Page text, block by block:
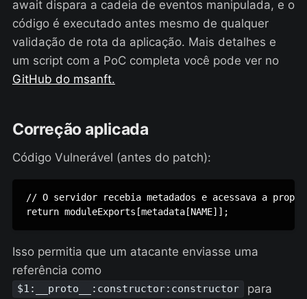
await dispara a cadeia de eventos manipulada, e o
código é executado antes mesmo de qualquer
validação de rota da aplicação. Mais detalhes e
um script com a PoC completa você pode ver no
GitHub do msanft.
Correção aplicada
Código Vulnerável (antes do patch):
// O servidor recebia metadados e acessava a
return moduleExports[metadata[NAME]];
Isso permitia que um atacante enviasse uma
referência como
$1:__proto__:constructor:constructor
para